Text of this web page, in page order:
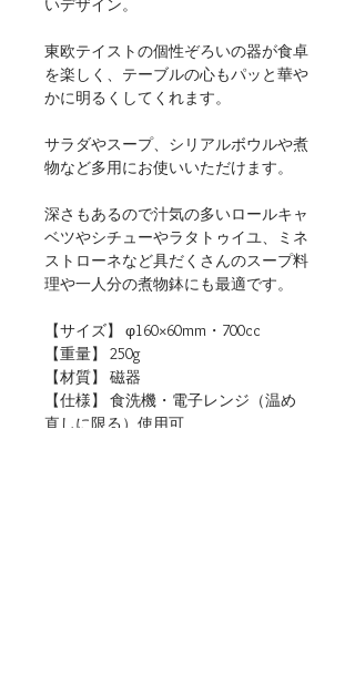
いデザイン。
東欧テイストの個性ぞろいの器が食卓
を楽しく、テーブルの心もパッと華や
かに明るくしてくれます。
サラダやスープ、シリアルボウルや煮
物など多用にお使いいただけます。
深さもあるので汁気の多いロールキャ
ベツやシチューやラタトゥイユ、ミネ
ストローネなど具だくさんのスープ料
理や一人分の煮物鉢にも最適です。
【サイズ】 φ160×60mm・700cc
【重量】 250g
【材質】 磁器
【仕様】 食洗機・電子レンジ（温め
直しに限る）使用可